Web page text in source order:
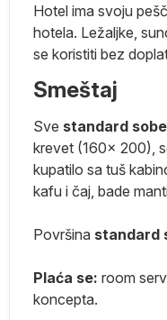
Hotel ima svoju
hotela. Ležaljke,
se koristiti bez
Smeštaj
Sve standard sobe
krevet (160x 200),
kupatilo sa tuš
kafu i čaj, bade
Površina standard
Plaća se: room
koncepta.